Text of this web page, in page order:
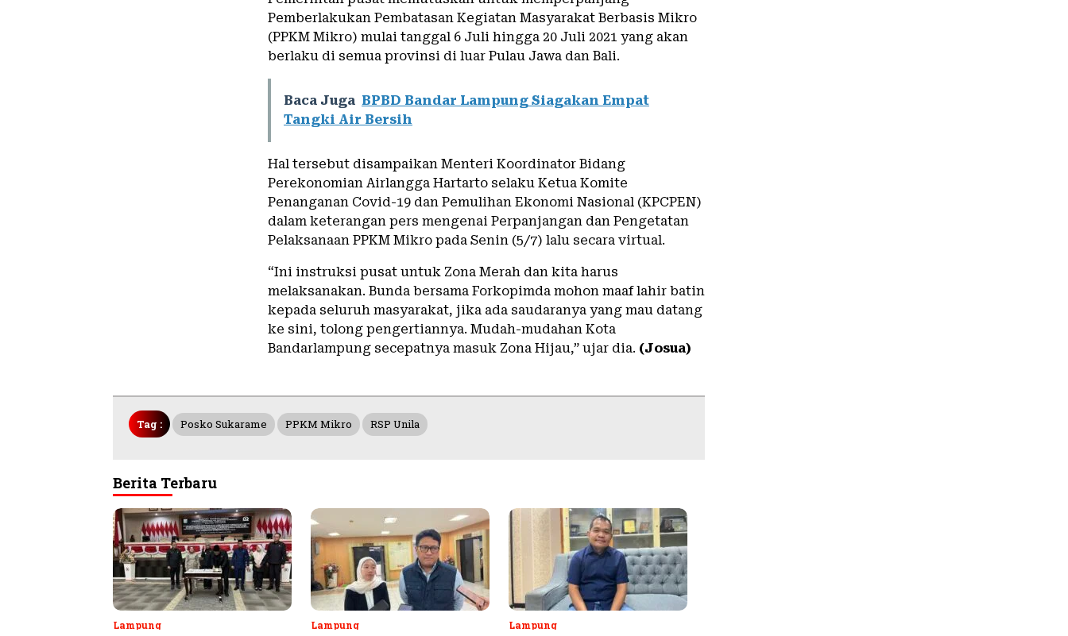
Pemberlakukan Pembatasan Kegiatan Masyarakat Berbasis Mikro
(PPKM Mikro) mulai tanggal 6 Juli hingga 20 Juli 2021 yang akan
berlaku di semua provinsi di luar Pulau Jawa dan Bali.
Baca Juga BPBD Bandar Lampung Siagakan Empat
Tangki Air Bersih
Hal tersebut disampaikan Menteri Koordinator Bidang
Perekonomian Airlangga Hartarto selaku Ketua Komite
Penanganan Covid-19 dan Pemulihan Ekonomi Nasional (KPCPEN)
dalam keterangan pers mengenai Perpanjangan dan Pengetatan
Pelaksanaan PPKM Mikro pada Senin (5/7) lalu secara virtual.
“Ini instruksi pusat untuk Zona Merah dan kita harus
melaksanakan. Bunda bersama Forkopimda mohon maaf lahir batin
kepada seluruh masyarakat, jika ada saudaranya yang mau datang
ke sini, tolong pengertiannya. Mudah-mudahan Kota
Bandarlampung secepatnya masuk Zona Hijau,” ujar dia. (Josua)
Tag : Posko Sukarame PPKM Mikro RSP Unila
Berita Terbaru
Lampung Lampung Lampung